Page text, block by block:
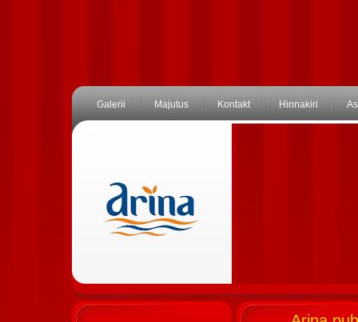
Galerii Majutus Kontakt Hinnakiri